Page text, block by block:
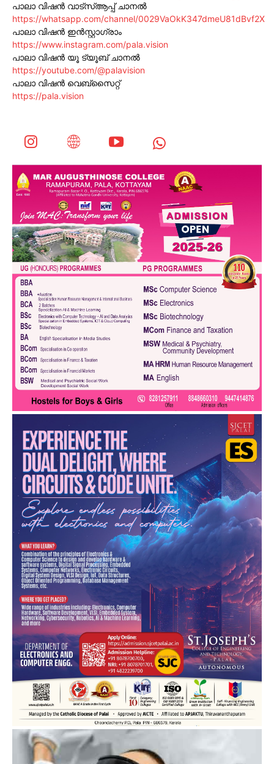
പാലാ വിഷൻ വാട്സ്ആപ്പ് ചാനൽ
https://whatsapp.com/channel/0029VaOkK347dmeU81dBvf2X
പാലാ വിഷൻ ഇൻസ്റ്റാഗ്രാം
https://www.instagram.com/pala.vision
പാലാ വിഷൻ യൂ ട്യൂബ് ചാനൽ
https://youtube.com/@palavision
പാലാ വിഷൻ വെബ്സൈറ്റ്
https://pala.vision